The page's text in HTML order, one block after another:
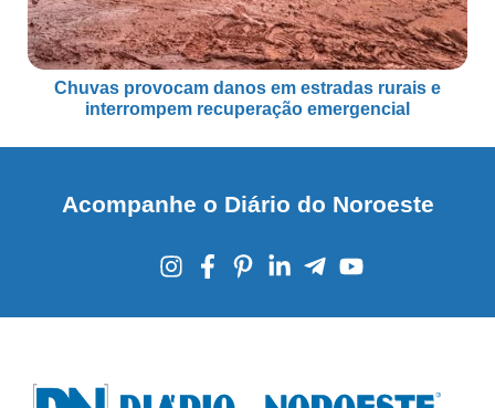
Chuvas provocam danos em estradas rurais e
interrompem recuperação emergencial
Acompanhe o Diário do Noroeste